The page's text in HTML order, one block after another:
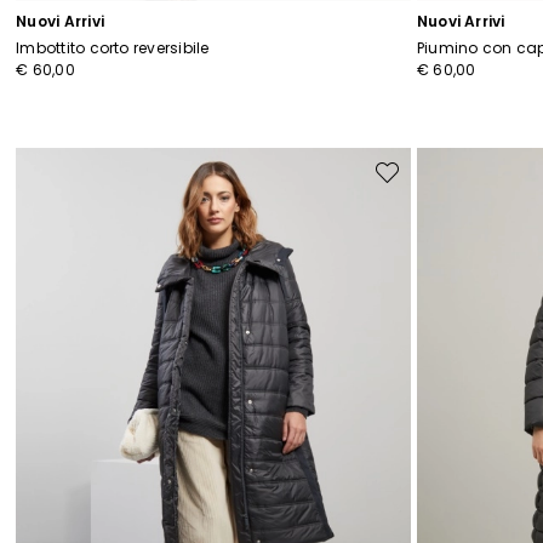
Nuovi Arrivi
Imbottito corto reversibile
€ 60,00
Nuovi Arrivi
Piumino con
€ 60,00
Sposta